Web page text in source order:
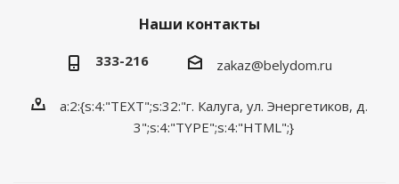
Наши контакты
333-216 zakaz@belydom.ru
a:2:{s:4:"TEXT";s:32:"г. Калуга, ул. Энергетиков, д.
3";s:4:"TYPE";s:4:"HTML";}